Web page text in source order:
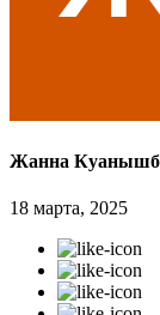
Жанна
18 марта, 2025